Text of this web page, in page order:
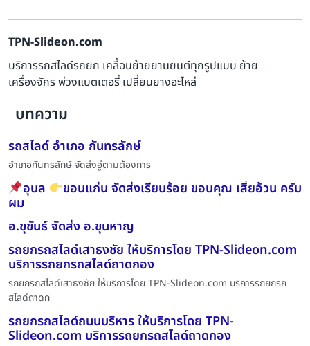
TPN-Slideon.com
บริการรถสไลด์รถยก เคลื่อนย้ายยานยนต์ทุกรูปแบบ ย้าย
เครื่องจักร พ่วงแบตเตอรี่ เปลี่ยนยางอะไหล่
บทความ
รถสไลด์ อำเภอ กันทรลักษ์
อำเภอกันทรลักษ์ จัดส่งอู่ตามต้องการ
อุบล ขอนแก่น จัดส่งเรียบร้อย ขอบคุณ เสี่ยอ้วน ครับ
ผม
อ.ขุขันธ์ จัดส่ง อ.ขุนหาญ
รถยกรถสไลด์เสาธงชัย ให้บริการโดย TPN-Slideon.com
บริการรถยกรถสไลด์ถาดกอง
รถยกรถสไลด์เสาธงชัย ให้บริการโดย TPN-Slideon.com บริการรถยกรถ
สไลด์ถาดก
รถยกรถสไลด์ถนนบริหาร ให้บริการโดย TPN-
Slideon.com บริการรถยกรถสไลด์ถาดกอง